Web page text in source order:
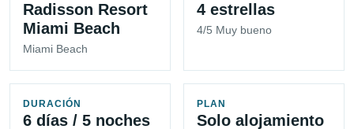
Radisson Resort
Miami Beach
Miami Beach
4 estrellas
4/5 Muy bueno
DURACIÓN
6 días / 5 noches
PLAN
Solo alojamiento